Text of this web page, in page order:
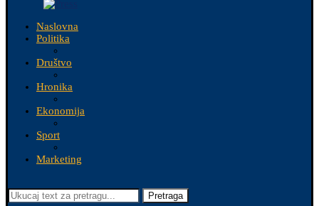
Naslovna
Politika
Društvo
Hronika
Ekonomija
Sport
Marketing
Pretraga